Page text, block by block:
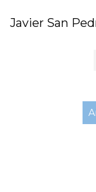
Javier San